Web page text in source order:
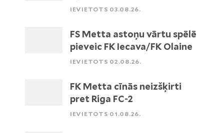
IEVIETOTS 03.08.26.
FS Metta astoņu vārtu spēlē
pieveic FK Iecava/FK Olaine
IEVIETOTS 02.08.26.
FK Metta cīnās neizšķirti
pret Riga FC-2
IEVIETOTS 01.08.26.